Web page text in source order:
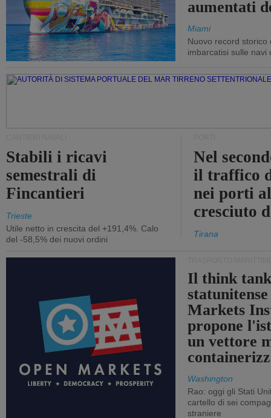
aumentati
Miami
Nuovo record storico
imbarcatisi sulle navi
Stabili i ricavi
semestrali di
Fincantieri
Trieste
Utile netto in crescita del +191,4%. Calo
del -58,5% dei nuovi ordini
Nel
il traffico
nei porti
cresciuto
Tirana
Il think
Markets
propone
un vettore
Washington
Rao: oggi gli Stati
cartello di sei
straniere